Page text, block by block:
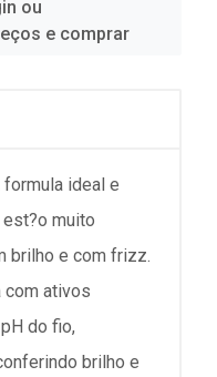
ou
e comprar
ideal e
muito
brilho e com frizz.
com ativos
do fio,
brilho e